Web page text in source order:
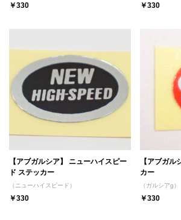
￥330 ￥330
【アブガルシア】 ニューハイスピー
ド ステッカー
（ニューハイスピード）
￥330
【アブガル
カー
（ガルシアg）
￥330